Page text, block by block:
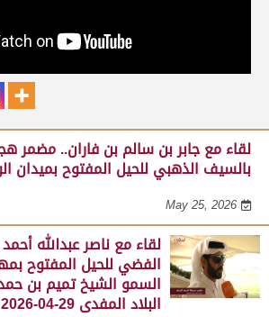
لقاء مع محمد بن سالم بن
فوز هجن الشحانية
المفتوح بميدان الوثبة 22-05-2026
لقاء مع جابر بن سالم بن فاران.. مضمر
بالسيف الذهبي للحيل المفتوح بميدان الوثبة 22-
May 25, 2026
لقاء مع ناصر عبدالله
الفضي للحيل المفتوح
السمو الشيخ تميم بن
البلاد المفدى 29-04-2026